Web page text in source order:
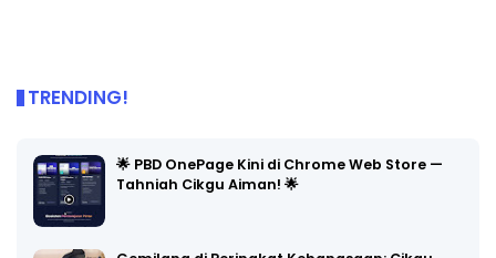
TRENDING!
🌟 PBD OnePage Kini di Chrome Web Store —
Tahniah Cikgu Aiman! 🌟